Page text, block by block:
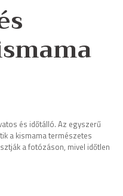
és időtálló. Az egyszerű
a kismama természetes
a fotózáson, mivel időtlen